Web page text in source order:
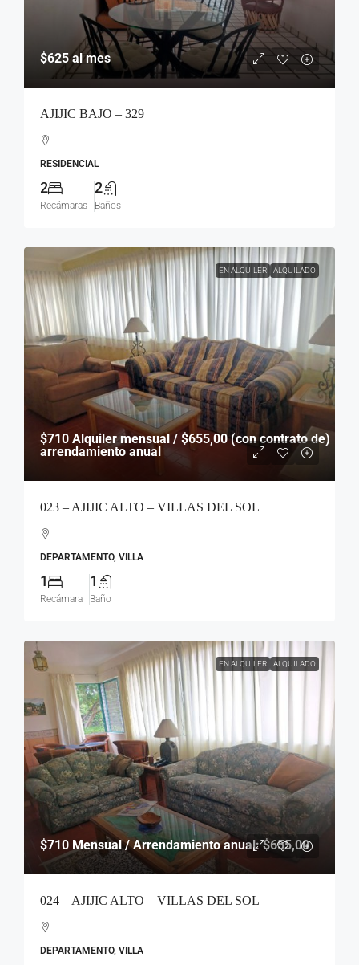
$625al mes
AJIJIC BAJO – 329
RESIDENCIAL
2
Recámaras
2
Baños
EN ALQUILER ALQUILADO
$710 Alquiler mensual / $655,00 (con contrato de)
arrendamiento anual
023 – AJIJIC ALTO – VILLAS DEL SOL
DEPARTAMENTO, VILLA
1
Recámara
1
Baño
EN ALQUILER ALQUILADO
$710 Mensual / Arrendamiento anual: $655,00
024 – AJIJIC ALTO – VILLAS DEL SOL
DEPARTAMENTO, VILLA